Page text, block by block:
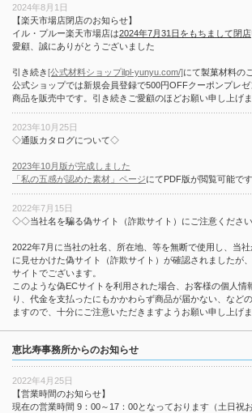
2024年8月1日
【楽天市場店閉店のお知らせ】
イル・プルー楽天市場店は2024年7月31日をもちまして閉店
愛顧、誠にありがとうございました
引き続き[公式材料ショップilpl-yunyu.com/]にて製菓材料の
公式ショップでは新規会員登録で500円OFFクーポンプレ
商品を販売中です。引き続きご愛顧のほどお願い申し上げ
2023年10月25日
◇通販カタログについて◇
2023年10月版が完成しました
「私の五感が認めた素材」ページにてPDF版が閲覧可能です
2022年7月15日
◇◇当社名を騙る偽サイト（詐欺サイト）にご注意くだ
2022年7月に当社の社名、所在地、等を無断で使用し、当
に見せかけた偽サイト（詐欺サイト）が確認されましたが
サイトでございます。
このような偽ECサイトを利用された場合、お客様の個人情
り、代金を支払ったにもかかわらず商品が届かない、など
ますので、十分にご注意いただきますようお願い申し上げ
恵比寿事務所からのお知らせ
2022年4月25日
【営業時間のお知らせ】
現在の営業時間 9：00～17：00となっております（土日祝お